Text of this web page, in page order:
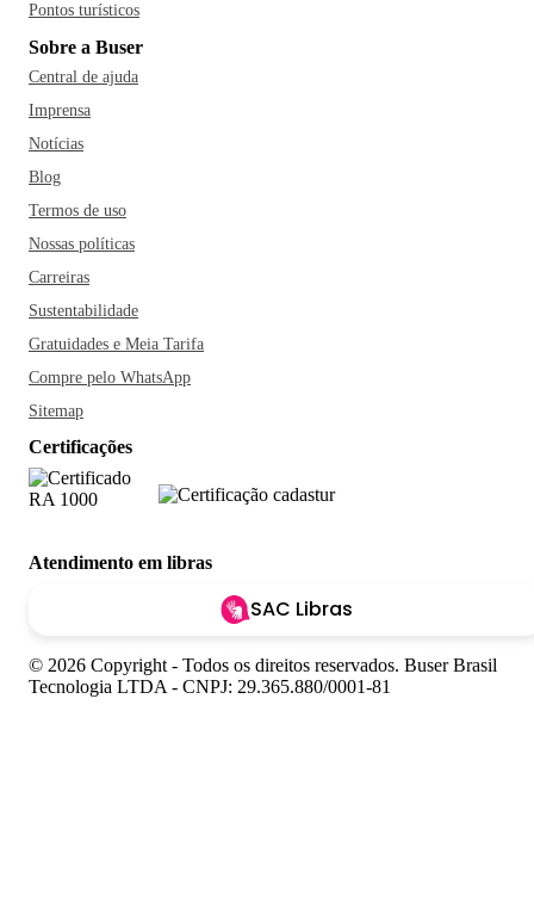
Pontos turísticos
Sobre a Buser
Central de ajuda
Imprensa
Notícias
Blog
Termos de uso
Nossas políticas
Carreiras
Sustentabilidade
Gratuidades e Meia Tarifa
Compre pelo WhatsApp
Sitemap
Certificações
Atendimento em libras
SAC Libras
© 2026 Copyright - Todos os direitos reservados. Buser Brasil
Tecnologia LTDA - CNPJ: 29.365.880/0001-81